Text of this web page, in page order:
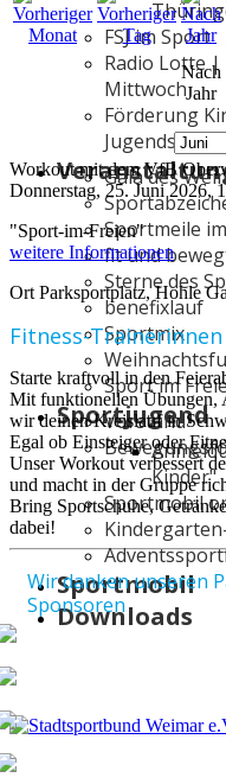
FSJ im Sport
Radio Lotte
Mittwoch
Förderung
Jugendsport
Gala des
Sportmeile
fit und
Sterne des
benefixlauf
Sportmix
Sport im
Sportjugend
Vorstand
Kinder"
Sportmobil
Sportmobil
Downloads
Nach
Jahr
Workout mit dem VfB
Donnerstag, 25. Juni 2026,
"Sport-im-Freien"
weitere Informationen
Ort Parksportplatz, Hohle
Fitness-
Starte kraftvoll in den
Mit funktionellen Übungen,
wir deinen Kreislauf in
Egal ob Einsteiger oder
Unser Workout verbessert
und macht in der Gruppe
Bring Sportschuhe,
dabei!
Wir danken unseren
Sponsoren